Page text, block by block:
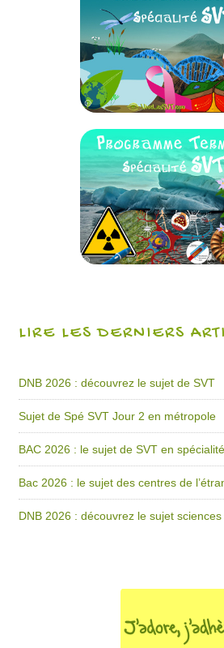
LIRE LES DERNIERS
DNB 2026 : découvrez le sujet de SVT
Sujet de Spé SVT Jour 2 en métropole
BAC 2026 : le sujet de SVT en
Bac 2026 : le sujet des centres de
DNB 2026 : découvrez le sujet sciences